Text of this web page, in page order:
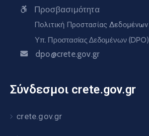
Προσβασιμότητα
Πολιτική Προστασίας Δεδομένων
Υπ. Προστασίας Δεδομένων (DPO)
dpo@crete.gov.gr
Σύνδεσμοι crete.gov.gr
crete.gov.gr